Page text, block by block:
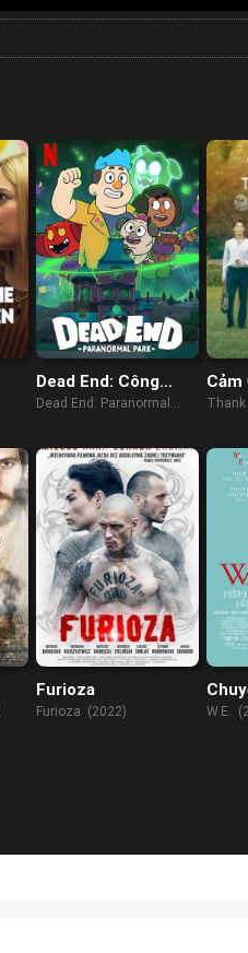
Dead End: Công
Viên Ma Quái (Phần
Dead End: Paranormal
Cảm
Furioza
Furioza (2022) W.E.